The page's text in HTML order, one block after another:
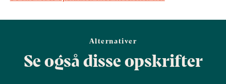
Alternativer
Se også disse opskrifter